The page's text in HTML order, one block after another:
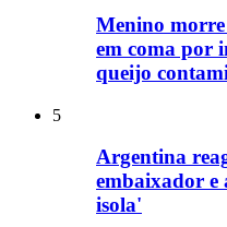
Menino morre
em coma por
queijo
5
Argentina
embaixador e
isola'